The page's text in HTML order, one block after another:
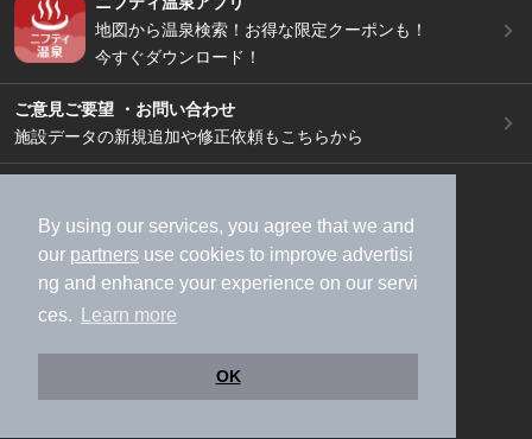
By using our services, you agree that we and
our partners use cookies to improve advertisi
ng and enhance your experience on our servi
ces.
Learn more
OK
地図から温泉検索！お得な限定クーポンも！
今すぐダウンロード！
ご意見ご要望 ・お問い合わせ
施設データの新規追加や修正依頼もこちらから
加盟店募集（資料請求）
広告出稿のご案内
利用規約
ライフスタイルMEMBERS+規約
特定商取引法に基づく表記
ヘルプ
採用情報
運営会社